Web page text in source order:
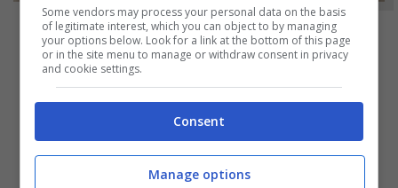
NOTIZIE
Hamburger di prosciutto cotto fatti in casa:
molto più genuini e soprattutto molto più
Some vendors may process your personal data on the basis
of legitimate interest, which you can object to by managing
your options below. Look for a link at the bottom of this page
or in the site menu to manage or withdraw consent in privacy
and cookie settings.
Consent
Manage options